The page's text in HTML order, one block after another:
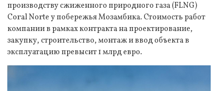
производству сжиженного природного газа (FLNG)
Coral Norte у побережья Мозамбика. Стоимость работ
компании в рамках контракта на проектирование,
закупку, строительство, монтаж и ввод объекта в
эксплуатацию превысит 1 млрд евро.